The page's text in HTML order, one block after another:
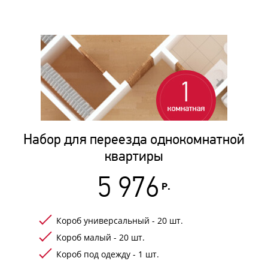
Набор для переезда однокомнатной
квартиры
5 976 Р.
Короб универсальный - 20 шт.
Короб малый - 20 шт.
Короб под одежду - 1 шт.